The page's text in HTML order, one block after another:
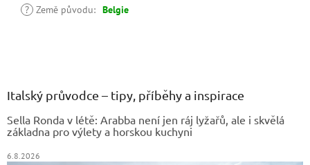
? Země původu: Belgie
Italský průvodce – tipy, příběhy a inspirace
Sella Ronda v létě: Arabba není jen ráj lyžařů, ale i skvělá
základna pro výlety a horskou kuchyni
6.8.2026